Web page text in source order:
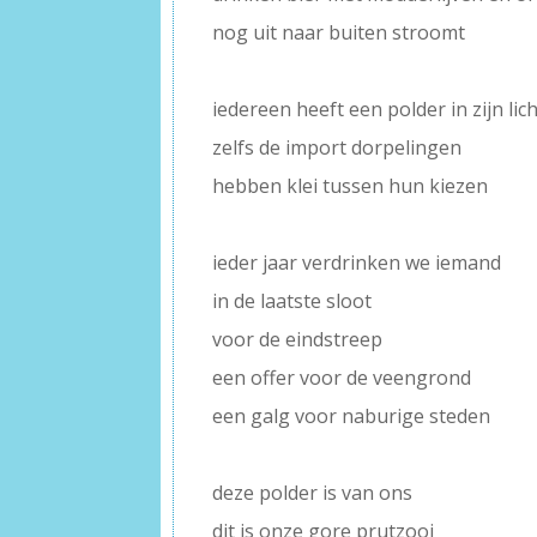
nog uit naar buiten stroomt
iedereen heeft een polder in zijn
zelfs de import dorpelingen
hebben klei tussen hun kiezen
ieder jaar verdrinken we iemand
in de laatste sloot
voor de eindstreep
een offer voor de veengrond
een galg voor naburige steden
deze polder is van ons
dit is onze gore prutzooi